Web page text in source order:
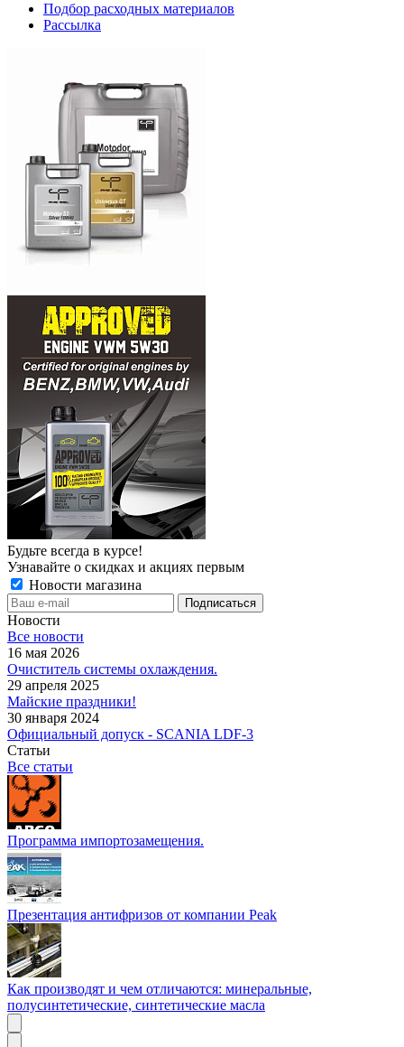
Подбор расходных материалов
Рассылка
Будьте всегда в курсе!
Узнавайте о скидках и акциях первым
Новости магазина
Новости
Все новости
16 мая 2026
Очиститель системы охлаждения.
29 апреля 2025
Майские праздники!
30 января 2024
Официальный допуск - SCANIA LDF-3
Статьи
Все статьи
Программа импортозамещения.
Презентация антифризов от компании Peak
Как производят и чем отличаются: минеральные,
полусинтетические, синтетические масла